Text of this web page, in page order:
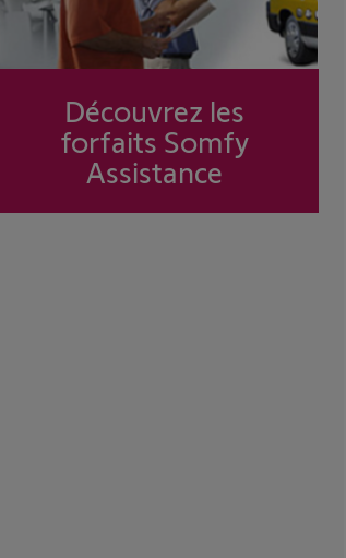
Découvrez les
forfaits Somfy
Assistance